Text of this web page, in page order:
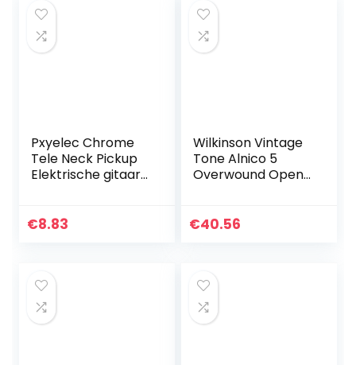
Pxyelec Chrome
Tele Neck Pickup
Elektrische gitaar
€8.83
Wilkinson Vintage
Tone Alnico 5
Overwound Open
Electric Guitar,
€40.56